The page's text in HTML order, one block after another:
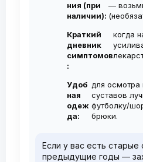
ния (при
наличии):
—
Краткий
дневник
симптомов
:
когда
Удоб
ная
одеж
да:
для осмотра
суставов
футболку/
брюки.
Если у вас есть старые
предыдущие годы —